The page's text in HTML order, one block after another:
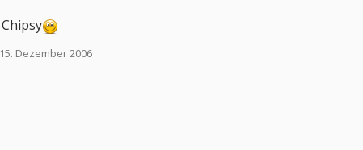
Chipsy
15. Dezember 2006